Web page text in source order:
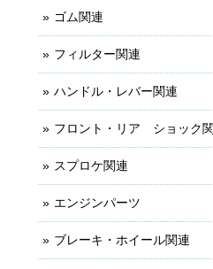
ゴム関連
フィルター関連
ハンドル・レバー関連
フロント・リア ショック
スプロケ関連
エンジンパーツ
ブレーキ・ホイール関連